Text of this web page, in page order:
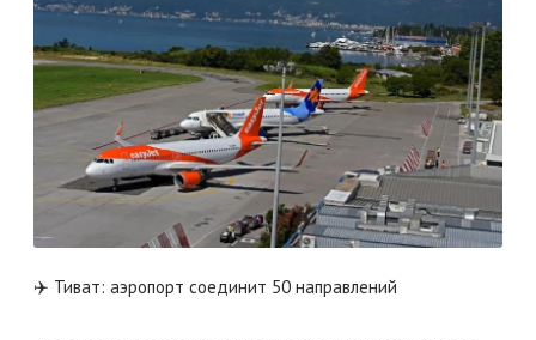
✈️ Тиват: аэропорт соединит 50 направлений